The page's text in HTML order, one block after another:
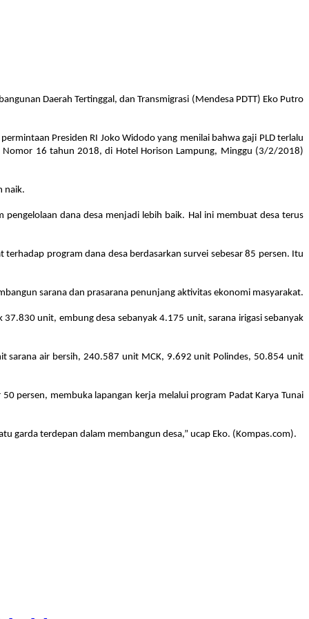
Daerah Tertinggal, dan Transmigrasi (Mendesa PDTT) Eko Putro
Presiden RI Joko Widodo yang menilai bahwa gaji PLD terlalu
Nomor 16 tahun 2018, di Hotel Horison Lampung, Minggu (3/2/2018)
naik.
pengelolaan dana desa menjadi lebih baik. Hal ini membuat desa terus
program dana desa berdasarkan survei sebesar 85 persen. Itu
sarana dan prasarana penunjang aktivitas ekonomi masyarakat.
unit, embung desa sebanyak 4.175 unit, sarana irigasi sebanyak
sarana air bersih, 240.587 unit MCK, 9.692 unit Polindes, 50.854 unit
persen, membuka lapangan kerja melalui program Padat Karya Tunai
garda terdepan dalam membangun desa,” ucap Eko. (Kompas.com).